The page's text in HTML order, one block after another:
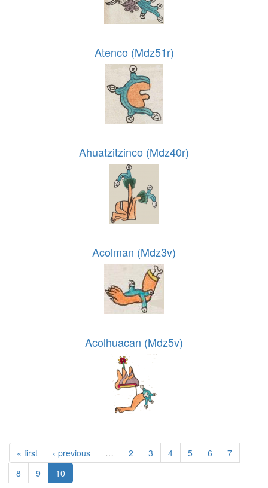
Atenco (Mdz51r)
Ahuatzitzinco (Mdz40r)
Acolman (Mdz3v)
Acolhuacan (Mdz5v)
« first ‹ previous … 2 3 4 5 6
7
8
9 10